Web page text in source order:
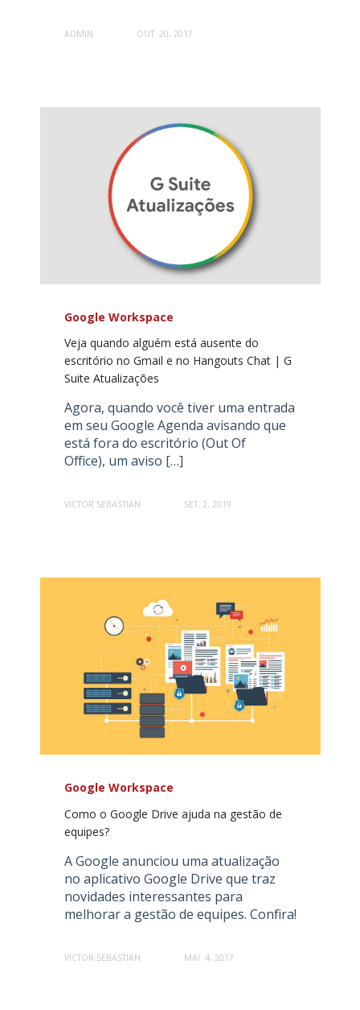
ADMIN OUT. 20, 2017
Google Workspace
Veja quando alguém está ausente do
escritório no Gmail e no Hangouts Chat | G
Suite Atualizações
Agora, quando você tiver uma entrada
em seu Google Agenda avisando que
está fora do escritório (Out Of
Office), um aviso […]
VICTOR SEBASTIAN SET. 2, 2019
Google Workspace
Como o Google Drive ajuda na gestão de
equipes?
A Google anunciou uma atualização
no aplicativo Google Drive que traz
novidades interessantes para
melhorar a gestão de equipes. Confira!
VICTOR SEBASTIAN MAI. 4, 2017